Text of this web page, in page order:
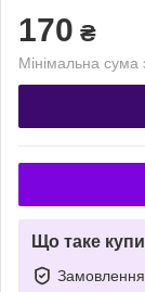
170 ₴
Мінімальна
Що таке
Замовлення